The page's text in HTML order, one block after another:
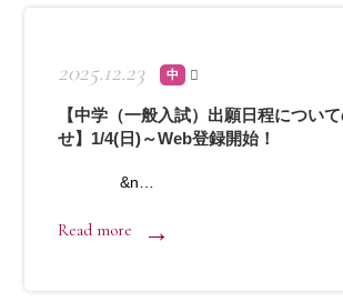
2025.12.23 中
【中学（一般入試）出願日程につい
せ】1/4(日)～Web登録開始！
&n…
Read more